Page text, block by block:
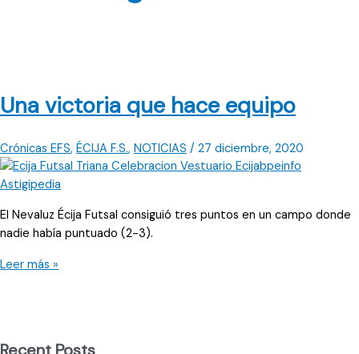
Una victoria que hace equipo
Crónicas EFS, ÉCIJA F.S., NOTICIAS / 27 diciembre, 2020
El Nevaluz Écija Futsal consiguió tres puntos en un campo donde
nadie había puntuado (2-3).
Una
Leer más »
Recent Posts